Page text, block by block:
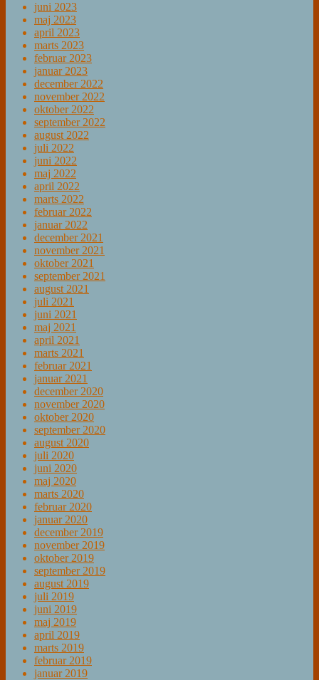
juni 2023
maj 2023
april 2023
marts 2023
februar 2023
januar 2023
december 2022
november 2022
oktober 2022
september 2022
august 2022
juli 2022
juni 2022
maj 2022
april 2022
marts 2022
februar 2022
januar 2022
december 2021
november 2021
oktober 2021
september 2021
august 2021
juli 2021
juni 2021
maj 2021
april 2021
marts 2021
februar 2021
januar 2021
december 2020
november 2020
oktober 2020
september 2020
august 2020
juli 2020
juni 2020
maj 2020
marts 2020
februar 2020
januar 2020
december 2019
november 2019
oktober 2019
september 2019
august 2019
juli 2019
juni 2019
maj 2019
april 2019
marts 2019
februar 2019
januar 2019